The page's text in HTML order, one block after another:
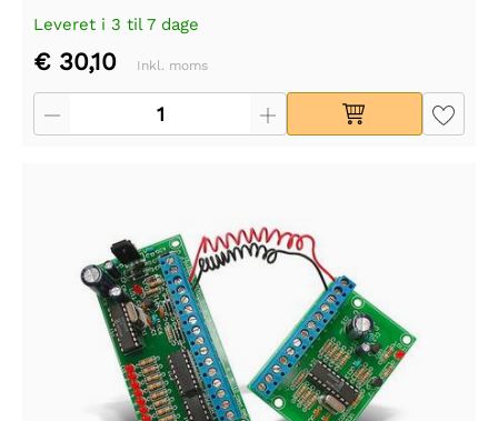
Leveret i 3 til 7 dage
€ 30,10 Inkl. moms